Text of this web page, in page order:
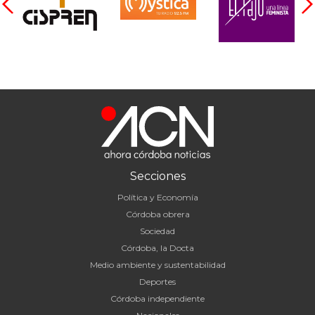
Secciones
Política y Economía
Córdoba obrera
Sociedad
Córdoba, la Docta
Medio ambiente y sustentabilidad
Deportes
Córdoba independiente